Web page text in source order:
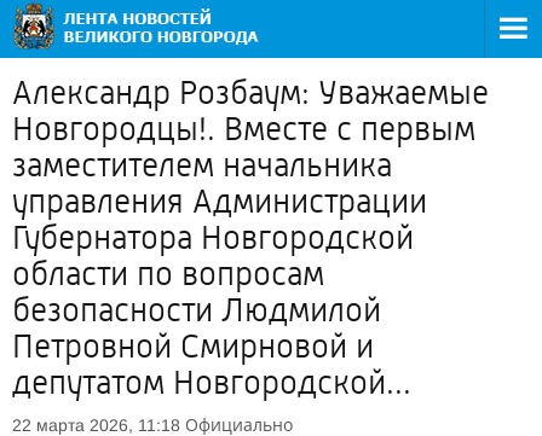
Александр Розбаум: Уважаемые
Новгородцы!. Вместе с первым
заместителем начальника
управления Администрации
Губернатора Новгородской
области по вопросам
безопасности Людмилой
Петровной Смирновой и
депутатом Новгородской...
22 марта 2026, 11:18 Официально